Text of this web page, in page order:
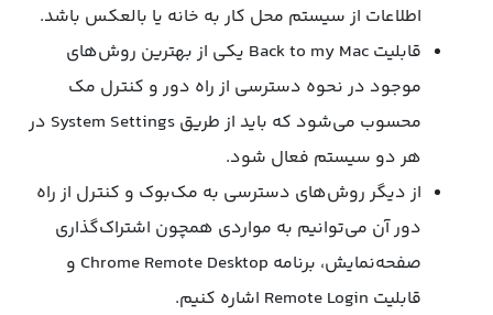
اطلاعات از سیستم محل کار به خانه یا بالعکس باشد.
قابلیت Back to my Mac یکی از بهترین روش‌های
موجود در نحوه دسترسی از راه دور و کنترل مک
محسوب می‌شود که باید از طریق System Settings در
هر دو سیستم فعال شود.
از دیگر روش‌های دسترسی به مک‌بوک و کنترل از راه
دور آن می‌توانیم به مواردی همچون اشتراک‌گذاری
صفحه‌نمایش، برنامه Chrome Remote Desktop و
قابلیت Remote Login اشاره کنیم.